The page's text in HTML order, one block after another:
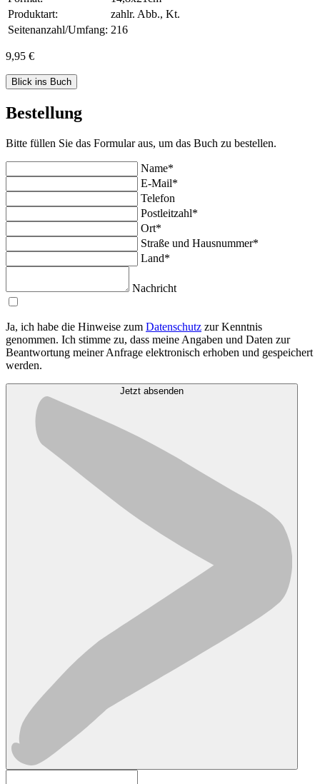
Produktart:
zahlr. Abb., Kt.
Seitenanzahl/Umfang: 216
9,95 €
Blick ins Buch
Bestellung
Bitte füllen Sie das Formular aus, um das Buch zu bestellen.
Name*
E-Mail*
Telefon
Postleitzahl*
Ort*
Straße und Hausnummer*
Land*
Nachricht
Ja, ich habe die Hinweise zum Datenschutz zur Kenntnis
genommen. Ich stimme zu, dass meine Angaben und Daten zur
Beantwortung meiner Anfrage elektronisch erhoben und gespeichert
werden.
Jetzt absenden